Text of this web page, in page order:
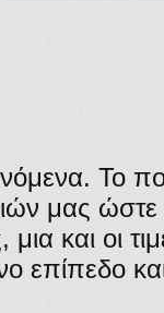
Το
μας ώστε
μια και οι
επίπεδο